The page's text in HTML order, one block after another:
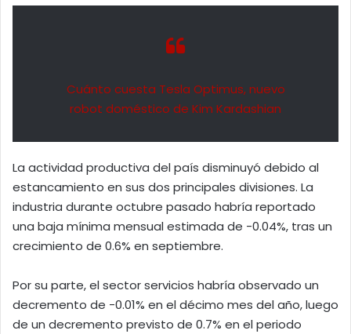
Cuánto cuesta Tesla Optimus, nuevo
robot doméstico de Kim Kardashian
La actividad productiva del país disminuyó debido al
estancamiento en sus dos principales divisiones. La
industria durante octubre pasado habría reportado
una baja mínima mensual estimada de -0.04%, tras un
crecimiento de 0.6% en septiembre.
Por su parte, el sector servicios habría observado un
decremento de -0.01% en el décimo mes del año, luego
de un decremento previsto de 0.7% en el periodo